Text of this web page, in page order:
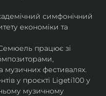
симфонічний
економіки та
працює зі
музичних фестивалях.
у проєкті Ligeti100 у
музичному